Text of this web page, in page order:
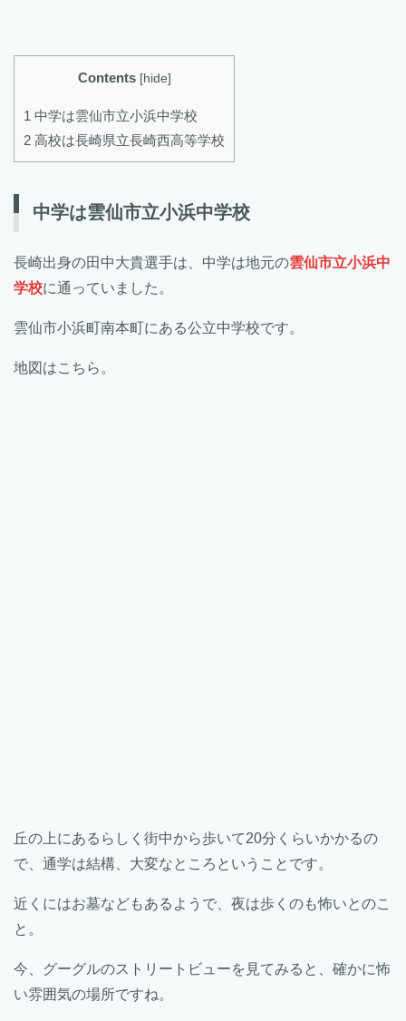
Contents [hide]
1 中学は雲仙市立小浜中学校
2 高校は長崎県立長崎西高等学校
中学は雲仙市立小浜中学校
長崎出身の田中大貴選手は、中学は地元の雲仙市立小浜中
学校に通っていました。
雲仙市小浜町南本町にある公立中学校です。
地図はこちら。
丘の上にあるらしく街中から歩いて20分くらいかかるの
で、通学は結構、大変なところということです。
近くにはお墓などもあるようで、夜は歩くのも怖いとのこ
と。
今、グーグルのストリートビューを見てみると、確かに怖
い雰囲気の場所ですね。